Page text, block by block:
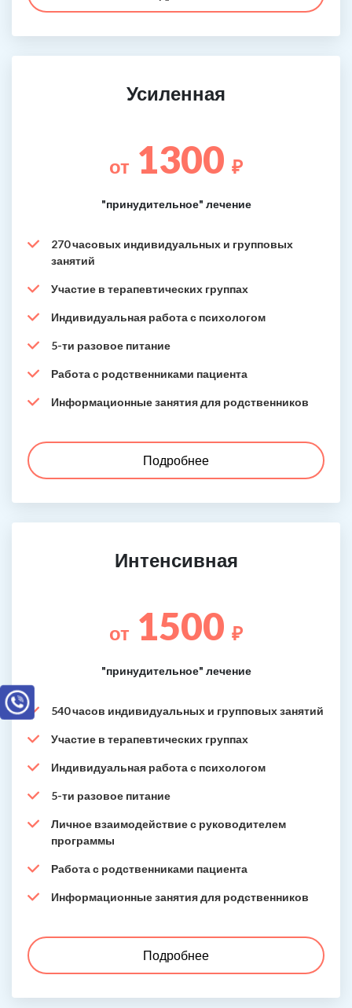
Усиленная
от 1300 ₽
"принудительное" лечение
270 часовых индивидуальных и групповых
занятий
Участие в терапевтических группах
Индивидуальная работа с психологом
5-ти разовое питание
Работа с родственниками пациента
Информационные занятия для родственников
Подробнее
Интенсивная
от 1500 ₽
"принудительное" лечение
540 часов индивидуальных и групповых занятий
Участие в терапевтических группах
Индивидуальная работа с психологом
5-ти разовое питание
Личное взаимодействие с руководителем
программы
Работа с родственниками пациента
Информационные занятия для родственников
Подробнее